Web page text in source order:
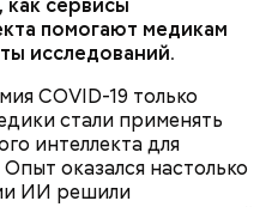
как сервисы
помогают медикам
исследований.
COVID-19 только
стали применять
интеллекта для
оказался настолько
ИИ решили